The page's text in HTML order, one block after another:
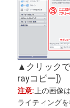
▲クリック
rayコピー])
注意:上の画像
ライティング